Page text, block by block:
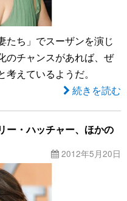
たち」でスーザンを演じ
のチャンスがあれば、ぜ
えているようだ。
続きを読む
ー・ハッチャー、ほかの
2012年5月20日